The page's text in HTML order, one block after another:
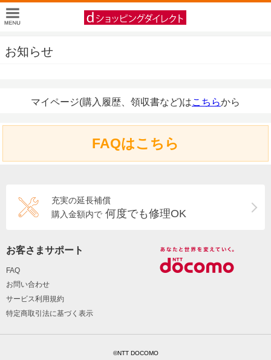
お知らせ
マイページ(購入履歴、領収書など)はこちらから
FAQはこちら
充実の延長補償
購入金額内で 何度でも修理OK
お客さまサポート
FAQ
お問い合わせ
サービス利用規約
特定商取引法に基づく表示
©NTT DOCOMO